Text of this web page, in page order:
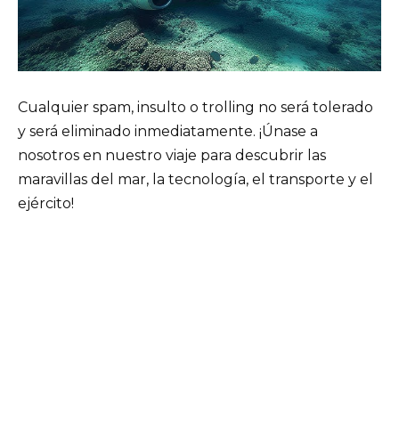
Cualquier spam, insulto o trolling no será tolerado
y será eliminado inmediatamente. ¡Únase a
nosotros en nuestro viaje para descubrir las
maravillas del mar, la tecnología, el transporte y el
ejército!